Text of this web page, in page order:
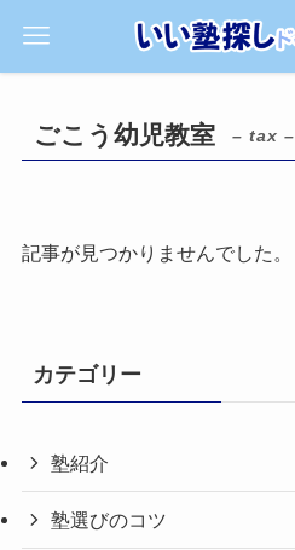
ごこう幼児教室 – tax –
記事が見つかりませんでした。
カテゴリー
塾紹介
塾選びのコツ